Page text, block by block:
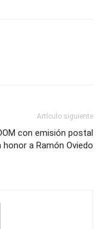
Artículo siguiente
con emisión postal
honor a Ramón Oviedo